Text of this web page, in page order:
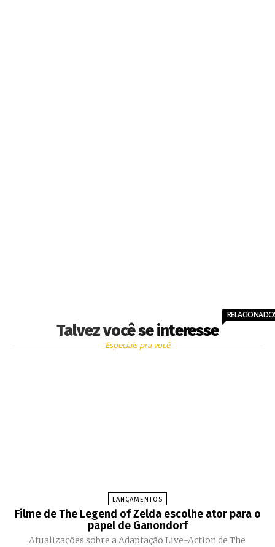
Talvez você se interesse
Especiais pra você
LANÇAMENTOS
Filme de The Legend of Zelda escolhe ator para o
papel de Ganondorf
Atualizações sobre a Adaptação Live-Action de The